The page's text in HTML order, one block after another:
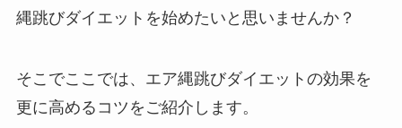
縄跳びダイエットを始めたいと思いませんか？
そこでここでは、エア縄跳びダイエットの効果を
更に高めるコツをご紹介します。